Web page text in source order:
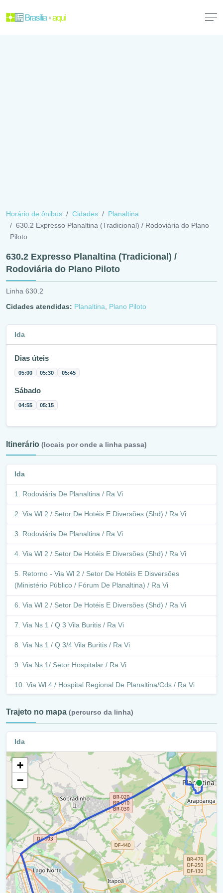
Horário de ônibus Cidades
Planaltina
630.2 Expresso Planaltina (Tradicional) / Rodoviária do Plano
Piloto
630.2 Expresso Planaltina (Tradicional) /
Rodoviária do Plano Piloto
Linha 630.2
Cidades atendidas: Planaltina Plano Piloto
Ida
Dias úteis
05:00 05:30 05:45
Sábado
04:55 05:15
Itinerário (locais por onde a linha passa)
Ida
Rodoviária De Planaltina / Ra Vi
Via Wl 2 / Setor De Hotéis E Diversões (Shd) / Ra Vi
Rodoviária De Planaltina / Ra Vi
Via Wl 2 / Setor De Hotéis E Diversões (Shd) / Ra Vi
Retorno - Via Wl 2 / Setor De Hotéis E Disversões
(Ministério Público / Fórum De Planaltina) / Ra Vi
Via Wl 2 / Setor De Hotéis E Diversões (Shd) / Ra Vi
Via Ns 1 / Q 3 Vila Buritis / Ra Vi
Via Ns 1 / Q 3/4 Vila Buritis / Ra Vi
Via Ns 1/ Setor Hospitalar / Ra Vi
Via Wl 4 / Hospital Regional De Planaltina/Cds / Ra Vi
/ Ra Vi
Via Wl 5 / Setor Hospitalar / Ra Vi
Retorno - Avenida Erasmo De Castro (Setor Hospitalar) /
Ra Vi
Via Wl 5 / Setor Hospitalar / Ra Vi
Retorno - Avenida Erasmo De Castro (Setor Hospitalar) /
Ra Vi
Avenida Erasmo De Castro / Ra Vi
Q 10 Vila Vicentina / Ra Vi
Trajeto no mapa (percurso da linha)
Ida
+
−